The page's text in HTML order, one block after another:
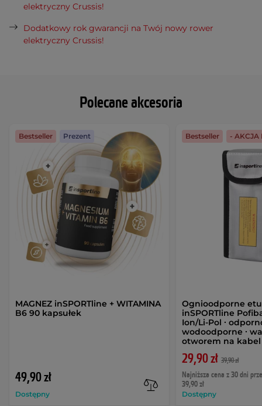
Polecane akcesoria
MAGNEZ inSPORTline + WITAMINA
B6 90 kapsułek
49,90 zł
Dostępny
Bestseller Prezent
Ognioodporne
inSPORTline
Ion/Li-Pol ∙
wodoodporne ∙
otworem na
29,90 zł 39,90 zł
Najniższa cena z 30 dni
39,90 zł
Dostępny
Bestseller - AKCJA
elektryczny Crussis!
Dodatkowy rok gwarancji na Twój nowy rower
elektryczny Crussis!